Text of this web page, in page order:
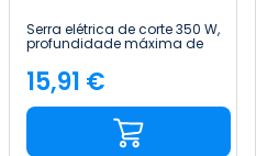
Serra elétrica de corte 350 W,
profundidade máxima de
corte de 55 mm 7house
Preço
15,91 €